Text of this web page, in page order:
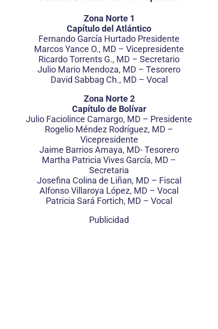
Zona Norte 1
Capítulo del Atlántico
Fernando García Hurtado Presidente
Marcos Yance O., MD – Vicepresidente
Ricardo Torrents G., MD – Secretario
Julio Mario Mendoza, MD – Tesorero
David Sabbag Ch., MD – Vocal
Zona Norte 2
Capítulo de Bolívar
Julio Faciolince Camargo, MD – Presidente
Rogelio Méndez Rodríguez, MD –
Vicepresidente
Jaime Barrios Amaya, MD- Tesorero
Martha Patricia Vives García, MD –
Secretaria
Josefina Colina de Liñan, MD – Fiscal
Alfonso Villaroya López, MD – Vocal
Patricia Sará Fortich, MD – Vocal
Publicidad